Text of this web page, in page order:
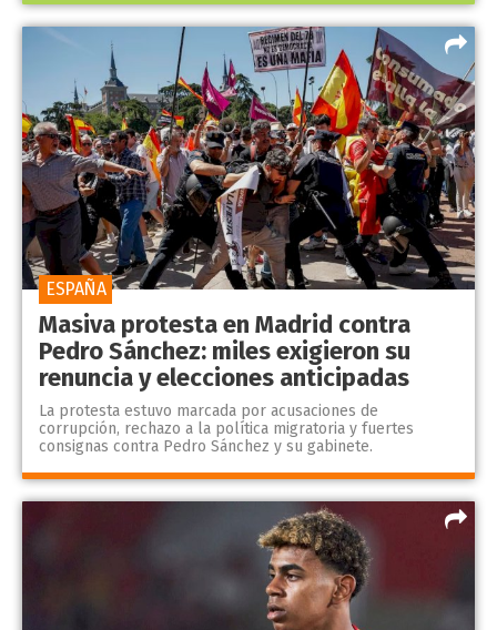
Masiva protesta en Madrid contra
Pedro Sánchez: miles exigieron su
renuncia y elecciones anticipadas
La protesta estuvo marcada por acusaciones de
corrupción, rechazo a la política migratoria y fuertes
consignas contra Pedro Sánchez y su gabinete.
ESPAÑA